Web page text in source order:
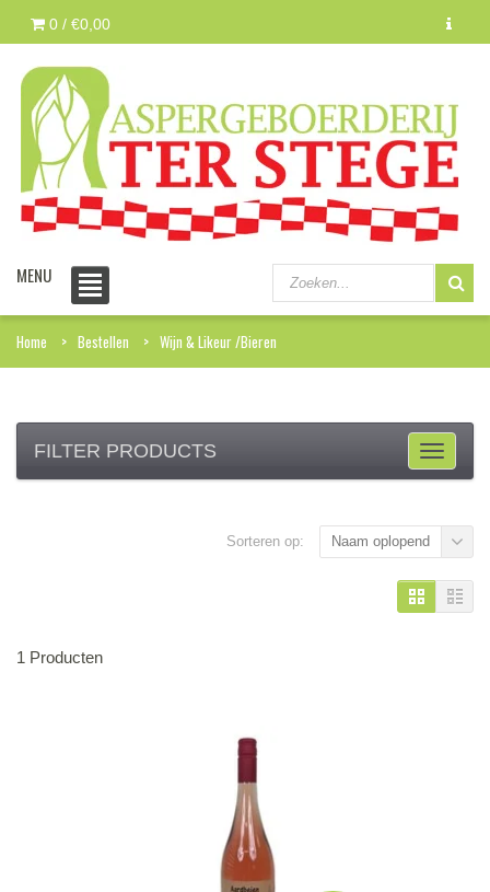
0 / €0,00
MENU
Home Bestellen Wijn & Likeur /Bieren
FILTER PRODUCTS
Sorteren op: Naam oplopend
1 Producten